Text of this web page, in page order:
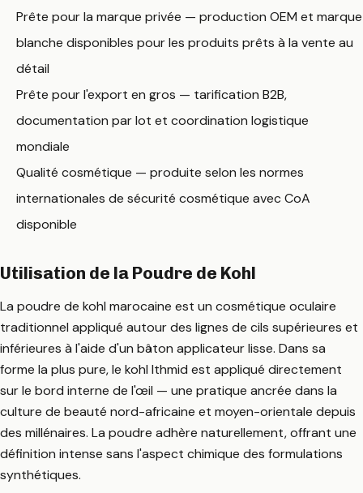
Prête pour la marque privée — production OEM et marque
blanche disponibles pour les produits prêts à la vente au
détail
Prête pour l'export en gros — tarification B2B,
documentation par lot et coordination logistique
mondiale
Qualité cosmétique — produite selon les normes
internationales de sécurité cosmétique avec CoA
disponible
Utilisation de la Poudre de Kohl
La poudre de kohl marocaine est un cosmétique oculaire
traditionnel appliqué autour des lignes de cils supérieures et
inférieures à l'aide d'un bâton applicateur lisse. Dans sa
forme la plus pure, le kohl Ithmid est appliqué directement
sur le bord interne de l'œil — une pratique ancrée dans la
culture de beauté nord-africaine et moyen-orientale depuis
des millénaires. La poudre adhère naturellement, offrant une
définition intense sans l'aspect chimique des formulations
synthétiques.